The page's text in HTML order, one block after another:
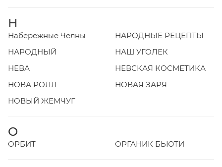
Н
Набережные Челны
НАРОДНЫЕ РЕЦЕПТЫ
НАРОДНЫЙ
НАШ УГОЛЕК
НЕВА
НЕВСКАЯ КОСМЕТИКА
НОВА РОЛЛ
НОВАЯ ЗАРЯ
НОВЫЙ ЖЕМЧУГ
О
ОРБИТ ОРГАНИК БЬЮТИ